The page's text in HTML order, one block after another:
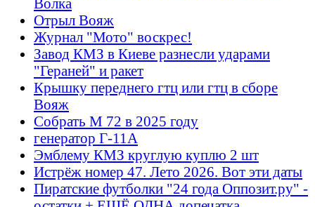
Отрыл Вояж
Журнал "Мото" воскрес!
Завод КМЗ в Киеве разнесли ударами
"Гераней" и ракет
Крышку переднего гтц или гтц в сборе
Вояж
Собрать М 72 в 2025 году
генератор Г-11А
Эмблему КМЗ круглую куплю 2 шт
Истрёж номер 47. Лето 2026. Вот эти даты
Пиратские футболки "24 года Оппозит.ру" -